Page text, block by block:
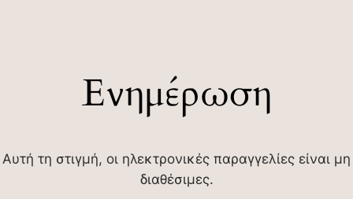
Ενημέρωση
Αυτή τη στιγμή, οι ηλεκτρονικές παραγγελίες είναι μη
διαθέσιμες.